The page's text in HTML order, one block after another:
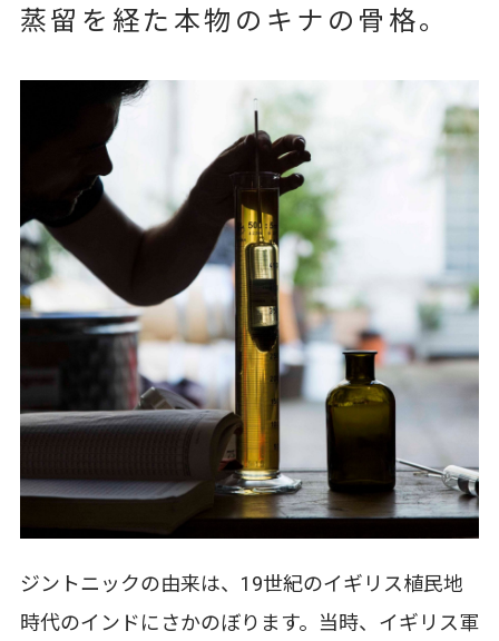
蒸留を経た本物のキナの骨格。
ジントニックの由来は、19世紀のイギリス植民地
時代のインドにさかのぼります。当時、イギリス軍